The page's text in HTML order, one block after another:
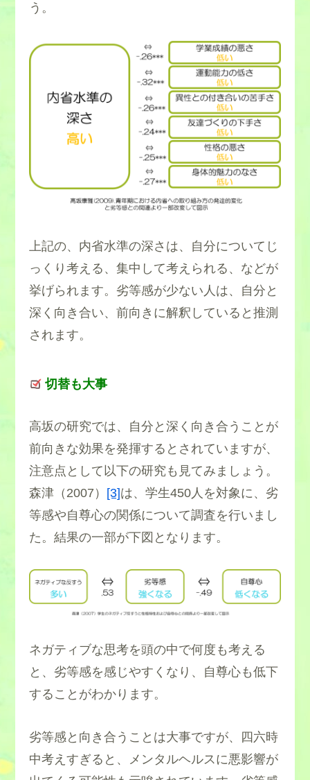
う。
上記の、内省水準の深さは、自分についてじ
っくり考える、集中して考えられる、などが
挙げられます。劣等感が少ない人は、自分と
深く向き合い、前向きに解釈していると推測
されます。
切替も大事
高坂の研究では、自分と深く向き合うことが
前向きな効果を発揮するとされていますが、
注意点として以下の研究も見てみましょう。
森津（2007） [3]は、学生450人を対象に、劣
等感や自尊心の関係について調査を行いまし
た。結果の一部が下図となります。
ネガティブな思考を頭の中で何度も考える
と、劣等感を感じやすくなり、自尊心も低下
することがわかります。
劣等感と向き合うことは大事ですが、四六時
中考えすぎると、メンタルヘルスに悪影響が